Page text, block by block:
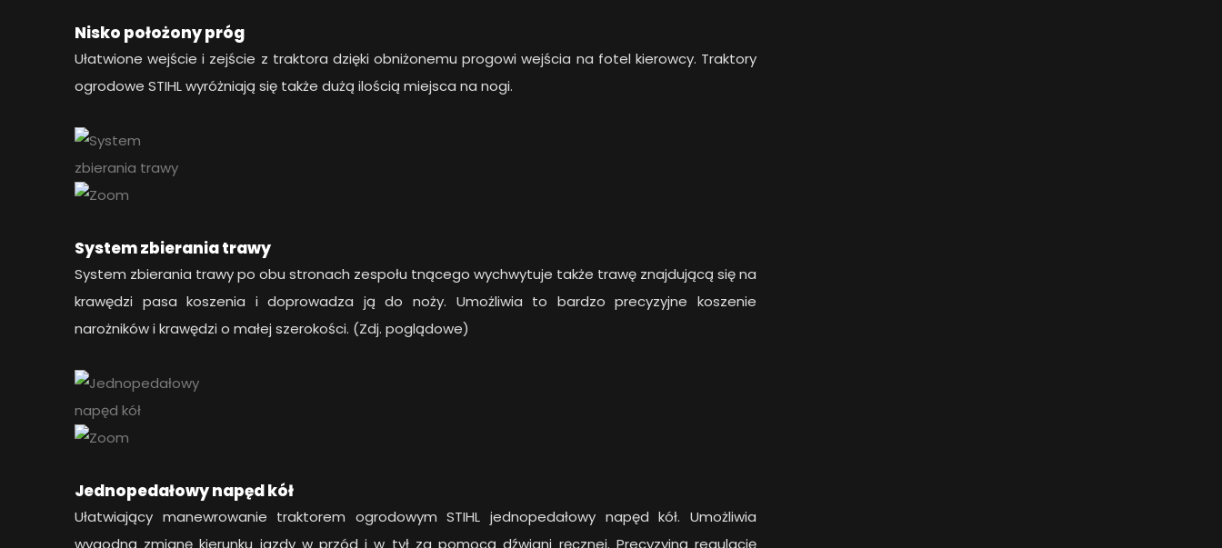
Nisko położony próg
Ułatwione wejście i zejście z traktora dzięki obniżonemu progowi wejścia na fotel kierowcy. Traktory
ogrodowe STIHL wyróżniają się także dużą ilością miejsca na nogi.
System zbierania trawy
System zbierania trawy po obu stronach zespołu tnącego wychwytuje także trawę znajdującą się na
krawędzi pasa koszenia i doprowadza ją do noży. Umożliwia to bardzo precyzyjne koszenie
narożników i krawędzi o małej szerokości. (Zdj. poglądowe)
Jednopedałowy napęd kół
Ułatwiający manewrowanie traktorem ogrodowym STIHL jednopedałowy napęd kół. Umożliwia